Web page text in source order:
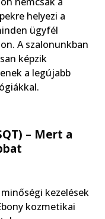
helyezi a
ügyfél
A szalonunkban
képzik
a legújabb
– Mert a
kezelések
kozmetikai